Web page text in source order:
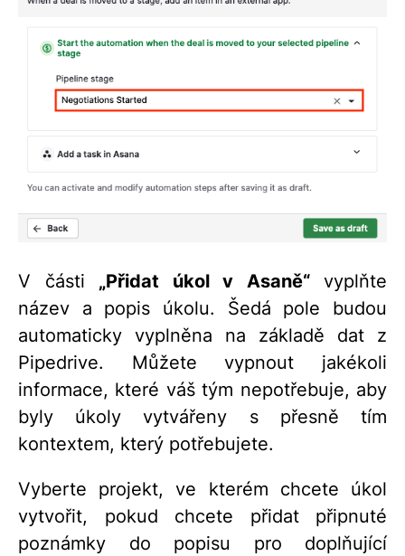
V části „Přidat úkol v Asaně“vyplňte
název a popis úkolu. Šedá pole budou
automaticky vyplněna na základě dat z
Pipedrive. Můžete vypnout jakékoli
informace, které váš tým nepotřebuje, aby
byly úkoly vytvářeny s přesně tím
kontextem, který potřebujete.
Vyberte projekt, ve kterém chcete úkol
vytvořit, pokud chcete přidat připnuté
poznámky do popisu pro doplňující